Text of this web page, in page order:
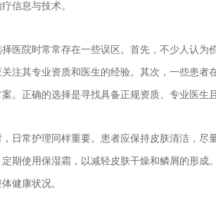
信息与技术。
医院时常常存在一些误区。首先，不少人认为
注其专业资质和医生的经验。其次，一些患者
。正确的选择是寻找具备正规资质、专业医生
日常护理同样重要。患者应保持皮肤清洁，尽
期使用保湿霜，以减轻皮肤干燥和鳞屑的形成
健康状况。